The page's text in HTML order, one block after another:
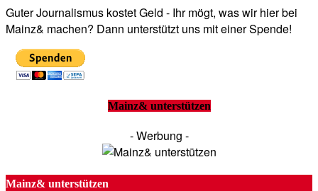
Guter Journalismus kostet Geld - Ihr mögt, was wir hier bei
Mainz& machen? Dann unterstützt uns mit einer Spende!
Mainz& unterstützen
- Werbung -
Mainz& unterstützen